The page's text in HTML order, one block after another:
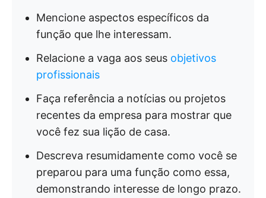
Mencione aspectos específicos da
função que lhe interessam.
Relacione a vaga aos seus objetivos
profissionais
Faça referência a notícias ou projetos
recentes da empresa para mostrar que
você fez sua lição de casa.
Descreva resumidamente como você se
preparou para uma função como essa,
demonstrando interesse de longo prazo.